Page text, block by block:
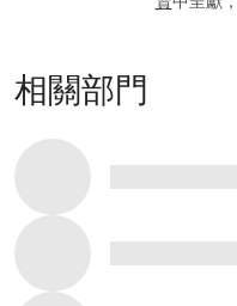
相關部門